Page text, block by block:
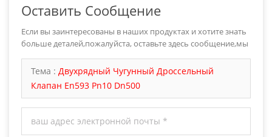
Оставить Сообщение
Если вы заинтересованы в наших продуктах и хотите знать
больше деталей,пожалуйста, оставьте здесь сообщение,мы
Тема : Двухрядный Чугунный Дроссельный
Клапан En593 Pn10 Dn500